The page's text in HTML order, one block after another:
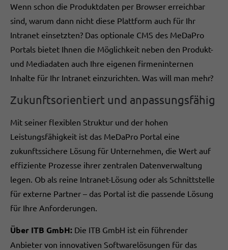
Wenn schon die Produktdaten per Browser erreichbar
sind, warum dann nicht diese Plattform auch für Ihr
Intranet einsetzten? Das optionale CMS des MeDaPro
Portals bietet Ihnen die Möglichkeit neben den Produkt-
und Mediadaten auch Ihre eigenen firmeninternen
Inhalte für Ihr Intranet einzurichten. Was will man mehr?
Zukunftsorientiert und anpassungsfähig
Mit seiner flexiblen Struktur und der hohen
Leistungsfähigkeit ist das MeDaPro Portal eine
zukunftssichere Lösung für Unternehmen, die Wert auf
effiziente Prozesse ihrer zentralen Datenverwaltung
legen. Ob als reine Intranet-Lösung oder als Schnittstelle
für externe Partner – das Portal ist die passende Lösung
für Ihre Anforderungen.
Über ITB GmbH: Die ITB GmbH ist ein führender
Anbieter von innovativen Softwarelösungen für das